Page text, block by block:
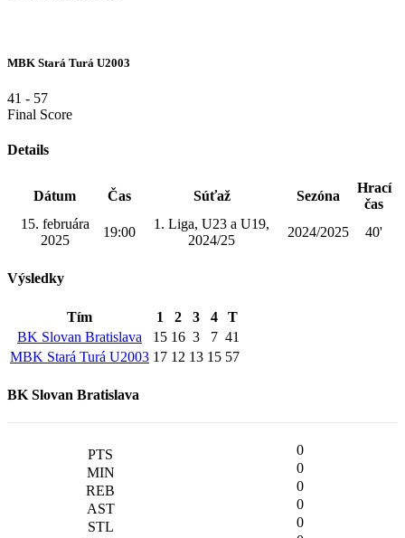
MBK Stará Turá U2003
41 - 57
Final Score
Details
Dátum Čas Súťaž Sezóna
Hrací
čas
15. februára
2025
19:00
1. Liga, U23 a U19,
2024/25
2024/2025 40'
Výsledky
Tím 1 2 3 4
T
BK Slovan Bratislava
15 16 3 7 41
MBK Stará Turá U2003 17 12 13 15 57
BK Slovan Bratislava
0
0
0
0
0